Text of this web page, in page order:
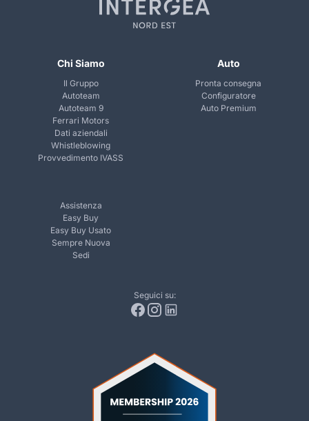
Chi Siamo
Il Gruppo
Autoteam
Autoteam 9
Ferrari Motors
Dati aziendali
Whistleblowing
Provvedimento IVASS
Auto
Pronta consegna
Configuratore
Auto Premium
Assistenza
Easy Buy
Easy Buy Usato
Sempre Nuova
Sedi
Seguici su: